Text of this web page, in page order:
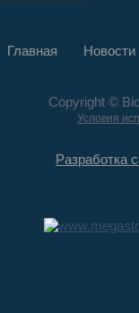
Главная Новости
Copyright ©
Условия
Разработка